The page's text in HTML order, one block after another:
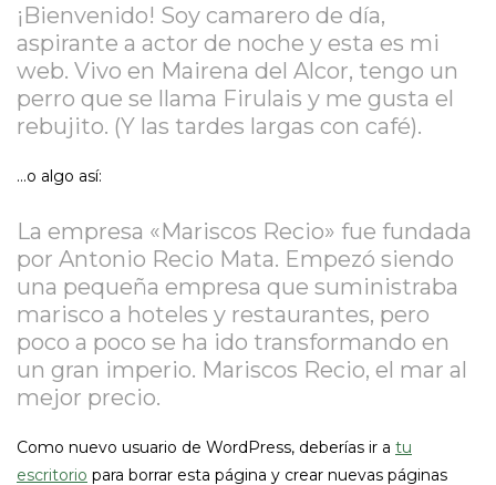
¡Bienvenido! Soy camarero de día,
aspirante a actor de noche y esta es mi
web. Vivo en Mairena del Alcor, tengo un
perro que se llama Firulais y me gusta el
rebujito. (Y las tardes largas con café).
…o algo así:
La empresa «Mariscos Recio» fue fundada
por Antonio Recio Mata. Empezó siendo
una pequeña empresa que suministraba
marisco a hoteles y restaurantes, pero
poco a poco se ha ido transformando en
un gran imperio. Mariscos Recio, el mar al
mejor precio.
Como nuevo usuario de WordPress, deberías ir a tu
escritorio para borrar esta página y crear nuevas páginas